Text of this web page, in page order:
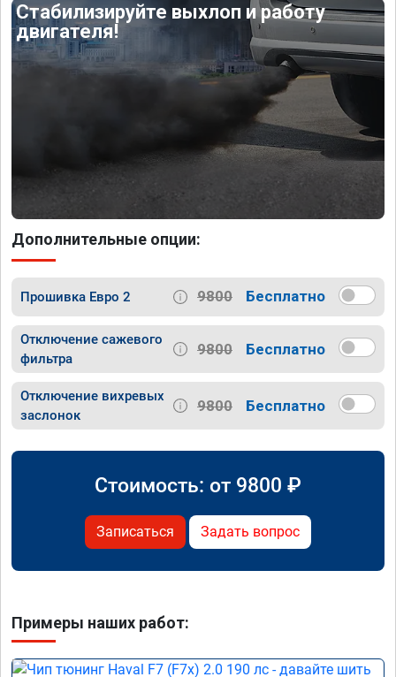
Стабилизируйте выхлоп и работу
двигателя!
Дополнительные опции:
Прошивка Евро 2 9800 Бесплатно
Отключение сажевого
фильтра
9800 Бесплатно
Отключение вихревых
заслонок
9800 Бесплатно
Стоимость: от 9800 ₽
Записаться Задать вопрос
Примеры наших работ: